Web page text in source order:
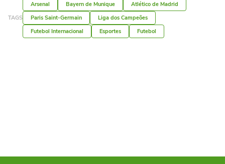
TAGS
Arsenal Bayern de Munique
Atlético de Madrid
Paris Saint-Germain
Liga dos Campeões
Futebol Internacional
Esportes Futebol